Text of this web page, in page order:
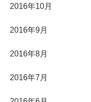
2016年10月
2016年9月
2016年8月
2016年7月